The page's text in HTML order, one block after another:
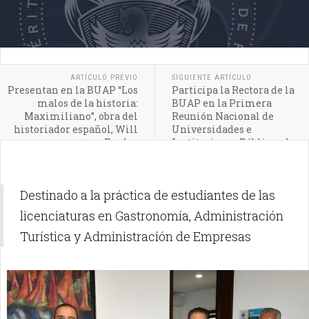
ARTÍCULO PREVIO
Presentan en la BUAP “Los
malos de la historia:
Maximiliano”, obra del
historiador español, Will
Fowler
SIGUIENTE ARTÍCULO
Participa la Rectora de la
BUAP en la Primera
Reunión Nacional de
Universidades e
Instituciones Públicas de
Destinado a la práctica de estudiantes de las
licenciaturas en Gastronomía, Administración
Turística y Administración de Empresas